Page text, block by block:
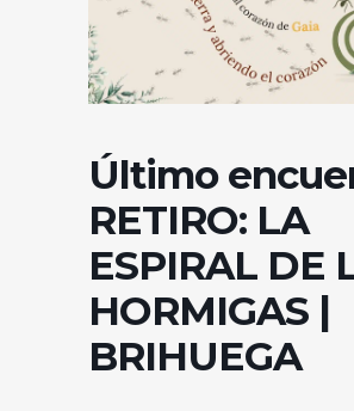
Último
RETIRO: LA
ESPIRAL DE
HORMIGAS |
BRIHUEGA